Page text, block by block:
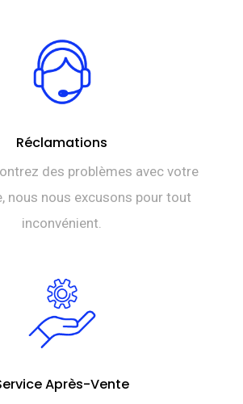
Réclamations
des problèmes avec votre
nous nous excusons pour tout
inconvénient.
Après-Vente